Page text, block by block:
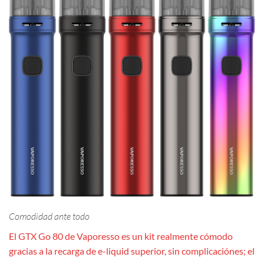
Comodidad ante todo
El GTX Go 80 de Vaporesso es un kit realmente cómodo
gracias a la recarga de e-liquid superior, sin complicaciónes; el